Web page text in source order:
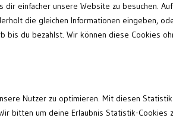
dir einfacher unsere Website zu besuchen. Auf
die gleichen Informationen eingeben,
bis du bezahlst. Wir können diese Cookies
Nutzer zu optimieren. Mit diesen
bitten um deine Erlaubnis Statistik-Cookies